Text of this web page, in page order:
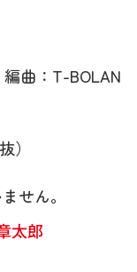
曲： T-BOLAN
）
せん。
太郎